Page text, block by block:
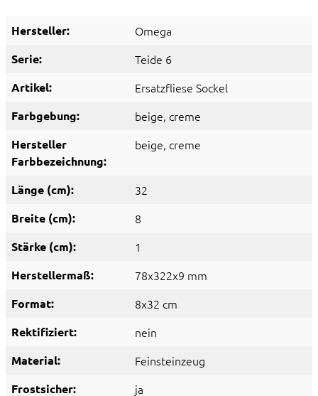
Hersteller: Omega
Serie: Teide 6
Artikel: Ersatzfliese Sockel
Farbgebung: beige, creme
Hersteller
Farbbezeichnung:
beige, creme
Länge (cm): 32
Breite (cm): 8
Stärke (cm): 1
Herstellermaß: 78x322x9 mm
Format: 8x32 cm
Rektifiziert: nein
Material: Feinsteinzeug
Frostsicher: ja